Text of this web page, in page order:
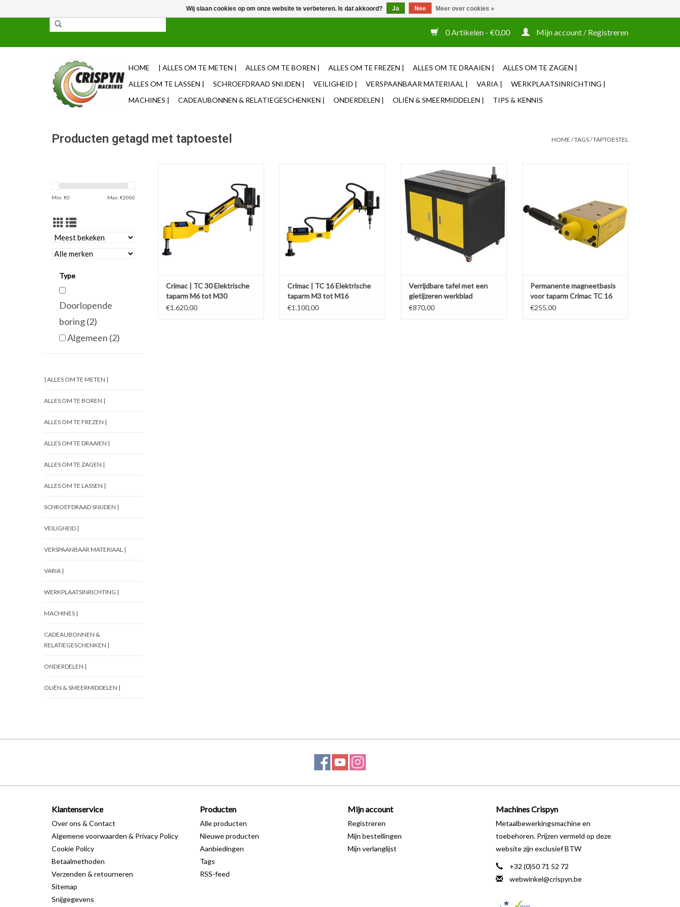
0 Artikelen - €0,00 Mijn account / Registreren
HOME | ALLES OM TE METEN | ALLES OM TE BOREN | ALLES OM TE FREZEN | ALLES OM TE DRAAIEN |
ALLES OM TE ZAGEN |
ALLES OM TE LASSEN |
SCHROEFDRAAD SNIJDEN | VEILIGHEID | VERSPAANBAAR MATERIAAL | VARIA |
WERKPLAATSINRICHTING |
MACHINES |
CADEAUBONNEN & RELATIEGESCHENKEN | ONDERDELEN | OLIËN & SMEERMIDDELEN | TIPS & KENNIS
Producten getagd met taptoestel HOME /TAGS/TAPTOESTEL
Min: €0 Max: €2000
Type
Doorlopende
boring(2)
Algemeen (2)
| ALLES OM TE METEN |
ALLES OM TE BOREN |
ALLES OM TE FREZEN |
ALLES OM TE DRAAIEN |
ALLES OM TE ZAGEN |
ALLES OM TE LASSEN |
SCHROEFDRAAD SNIJDEN |
VEILIGHEID |
VERSPAANBAAR MATERIAAL |
VARIA |
WERKPLAATSINRICHTING |
MACHINES |
CADEAUBONNEN &
RELATIEGESCHENKEN |
ONDERDELEN |
OLIËN & SMEERMIDDELEN |
TOEVOEGEN AAN WINKELWAGEN
Crimac | TC 30 Elektrische
taparm M6 tot M30
€1.620,00
TOEVOEGEN AAN WINKELWAGEN
Crimac | TC 16 Elektrische
taparm M3 tot M16
€1.100,00
Verrijdbare tafel met een
gietijzeren werkblad 600x900mm
TOEVOEGEN AAN WINKELWAGEN
Verrijdbare tafel met een
gietijzeren werkblad
600x900mm
€870,00
Permanente magneetbasis
voor taparm Crimac TC 16
€255,00
Klantenservice
Over ons & Contact
Algemene voorwaarden & Privacy Policy
Cookie Policy
Betaalmethoden
Verzenden & retourneren
Sitemap
Snijgegevens
Producten
Alle producten
Nieuwe producten
Aanbiedingen
Tags
RSS-feed
Mijn account
Registreren
Mijn bestellingen
Mijn verlanglijst
Machines Crispyn
Metaalbewerkingsmachine en
toebehoren. Prijzen vermeld op deze
website zijn exclusief BTW
+32 (0)50 71 52 72
webwinkel@crispyn.be
Wij slaan cookies op om onze website te verbeteren. Is dat akkoord? Ja Nee Meer over cookies »
✓ 85% uit voorraad leverbaar ✓ Op werkdagen voor 12u besteld, zelfde dag verzonden ✓ Eigen adviseurs ✓ Naast tooling ook machines Zakelijke login mogelijk